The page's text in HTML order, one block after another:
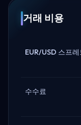
거래 비용
EUR/USD 스프레
수수료